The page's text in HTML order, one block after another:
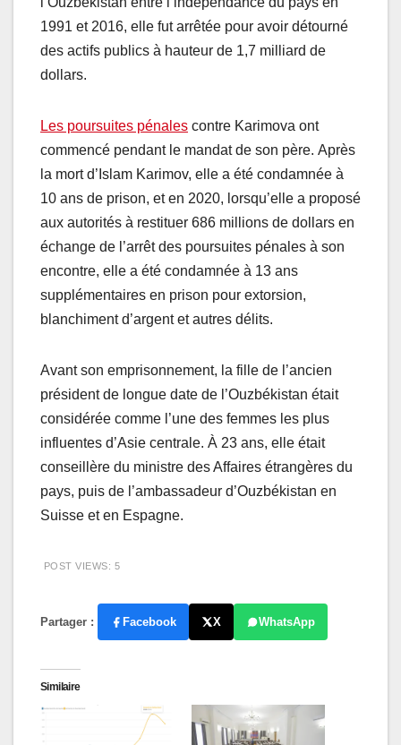
1991 et 2016, elle fut arrêtée pour avoir détourné
des actifs publics à hauteur de 1,7 milliard de
dollars.
Les poursuites pénales contre Karimova ont
commencé pendant le mandat de son père. Après
la mort d’Islam Karimov, elle a été condamnée à
10 ans de prison, et en 2020, lorsqu’elle a proposé
aux autorités à restituer 686 millions de dollars en
échange de l’arrêt des poursuites pénales à son
encontre, elle a été condamnée à 13 ans
supplémentaires en prison pour extorsion,
blanchiment d’argent et autres délits.
Avant son emprisonnement, la fille de l’ancien
président de longue date de l’Ouzbékistan était
considérée comme l’une des femmes les plus
influentes d’Asie centrale. À 23 ans, elle était
conseillère du ministre des Affaires étrangères du
pays, puis de l’ambassadeur d’Ouzbékistan en
Suisse et en Espagne.
POST VIEWS: 5
Partager : Facebook X WhatsApp
Similaire